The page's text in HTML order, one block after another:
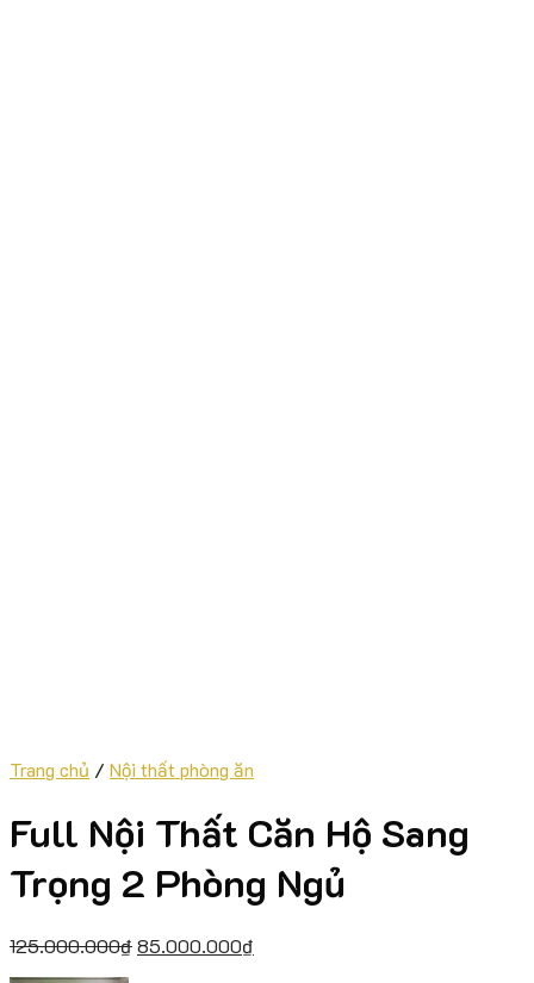
Trang chủ / Nội thất phòng ăn
Full Nội Thất Căn Hộ Sang
Trọng 2 Phòng Ngủ
125.000.000₫85.000.000₫